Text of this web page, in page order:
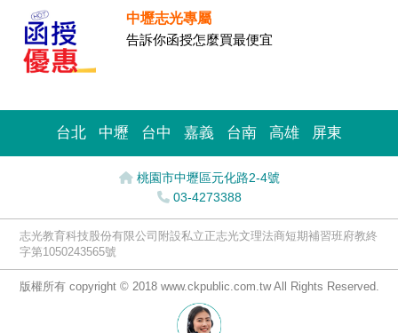
中壢志光專屬
告訴你函授怎麼買最便宜
台北 中壢 台中 嘉義 台南 高雄 屏東
桃園市中壢區元化路2-4號
03-4273388
志光教育科技股份有限公司附設私立正志光文理法商短期補習班府教終
字第1050243565號
版權所有 copyright © 2018 www.ckpublic.com.tw All Rights Reserved.